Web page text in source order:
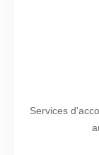
Services